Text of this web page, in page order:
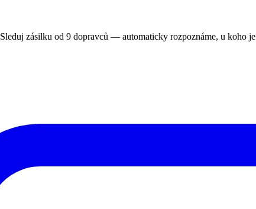
Sleduj zásilku od 9 dopravců — automaticky rozpoznáme, u koho je